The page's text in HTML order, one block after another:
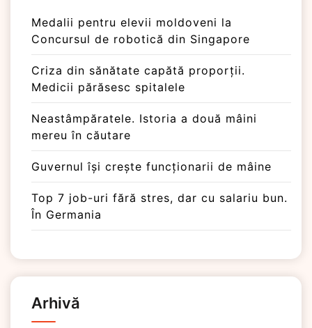
Medalii pentru elevii moldoveni la
Concursul de robotică din Singapore
Criza din sănătate capătă proporții.
Medicii părăsesc spitalele
Neastâmpăratele. Istoria a două mâini
mereu în căutare
Guvernul își crește funcționarii de mâine
Top 7 job-uri fără stres, dar cu salariu bun.
În Germania
Arhivă